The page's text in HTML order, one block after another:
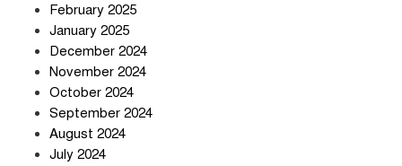
February 2025
January 2025
December 2024
November 2024
October 2024
September 2024
August 2024
July 2024